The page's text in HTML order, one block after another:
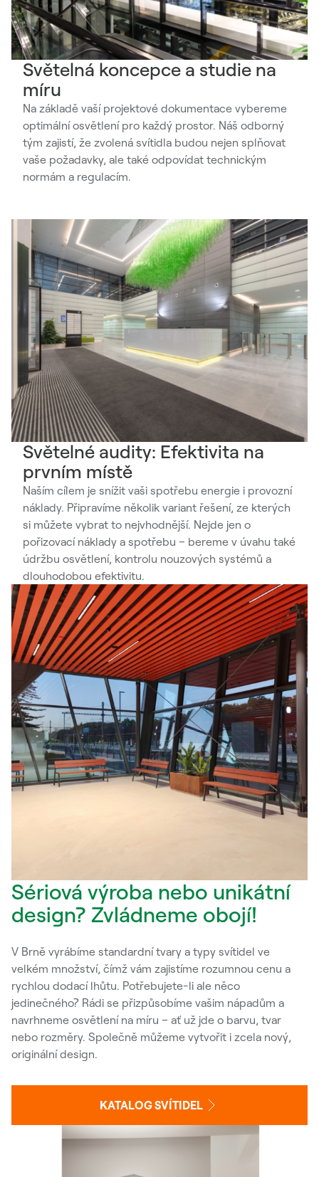
Světelná koncepce a studie na
míru
Na základě vaší projektové dokumentace vybereme
optimální osvětlení pro každý prostor. Náš odborný
tým zajistí, že zvolená svítidla budou nejen splňovat
vaše požadavky, ale také odpovídat technickým
normám a regulacím.
Světelné audity: Efektivita na
prvním místě
Naším cílem je snížit vaši spotřebu energie i provozní
náklady. Připravíme několik variant řešení, ze kterých
si můžete vybrat to nejvhodnější. Nejde jen o
pořizovací náklady a spotřebu – bereme v úvahu také
údržbu osvětlení, kontrolu nouzových systémů a
dlouhodobou efektivitu.
Sériová výroba nebo unikátní
design? Zvládneme obojí!
V Brně vyrábíme standardní tvary a typy svítidel ve
velkém množství, čímž vám zajistíme rozumnou cenu a
rychlou dodací lhůtu. Potřebujete-li ale něco
jedinečného? Rádi se přizpůsobíme vašim nápadům a
navrhneme osvětlení na míru – ať už jde o barvu, tvar
nebo rozměry. Společně můžeme vytvořit i zcela nový,
originální design.
KATALOG SVÍTIDEL